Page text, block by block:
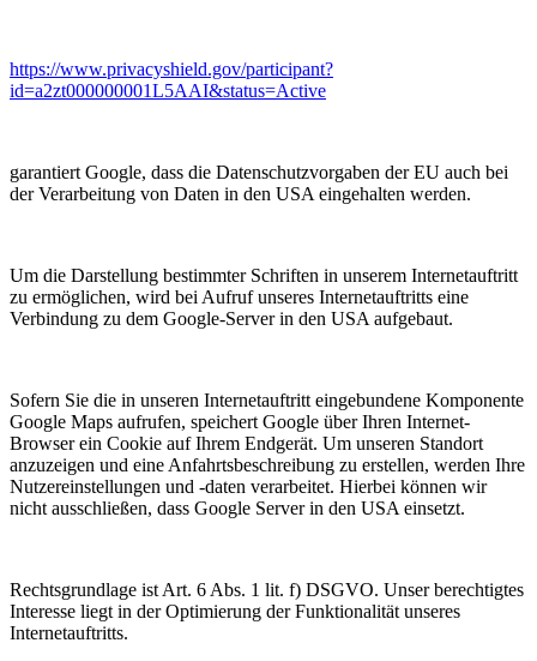
https://www.privacyshield.gov/participant?
id=a2zt000000001L5AAI&status=Active
garantiert Google, dass die Datenschutzvorgaben der EU auch bei
der Verarbeitung von Daten in den USA eingehalten werden.
Um die Darstellung bestimmter Schriften in unserem Internetauftritt
zu ermöglichen, wird bei Aufruf unseres Internetauftritts eine
Verbindung zu dem Google-Server in den USA aufgebaut.
Sofern Sie die in unseren Internetauftritt eingebundene Komponente
Google Maps aufrufen, speichert Google über Ihren Internet-
Browser ein Cookie auf Ihrem Endgerät. Um unseren Standort
anzuzeigen und eine Anfahrtsbeschreibung zu erstellen, werden Ihre
Nutzereinstellungen und -daten verarbeitet. Hierbei können wir
nicht ausschließen, dass Google Server in den USA einsetzt.
Rechtsgrundlage ist Art. 6 Abs. 1 lit. f) DSGVO. Unser berechtigtes
Interesse liegt in der Optimierung der Funktionalität unseres
Internetauftritts.